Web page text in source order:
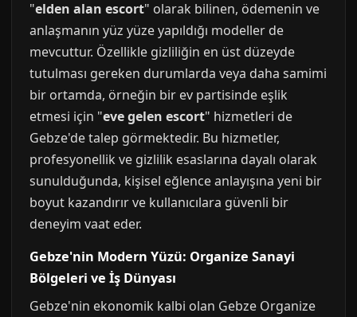
"elden alan escort" olarak bilinen, ödemenin ve
anlaşmanın yüz yüze yapıldığı modeller de
mevcuttur. Özellikle gizliliğin en üst düzeyde
tutulması gereken durumlarda veya daha samimi
bir ortamda, örneğin bir ev partisinde eşlik
etmesi için "eve gelen escort" hizmetleri de
Gebze'de talep görmektedir. Bu hizmetler,
profesyonellik ve gizlilik esaslarına dayalı olarak
sunulduğunda, kişisel eğlence anlayışına yeni bir
boyut kazandırır ve kullanıcılara güvenli bir
deneyim vaat eder.
Gebze'nin Modern Yüzü: Organize Sanayi
Bölgeleri ve İş Dünyası
Gebze'nin ekonomik kalbi olan Gebze Organize